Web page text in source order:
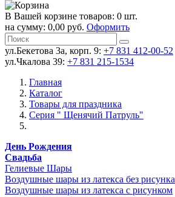
В Вашей корзине товаров: 0 шт.
на сумму: 0,00 руб. Оформить
ул.Бекетова 3а, корп. 9: +7 831 412-00-52
ул.Чкалова 39: +7 831 215-1534
Главная
Каталог
Товары для праздника
Серия " Щенячий Патруль"
День Рождения
Свадьба
Гелиевые Шары
Воздушные шары из латекса без рисунка
Воздушные шары из латекса с рисунком